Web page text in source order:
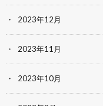
2023年12月
2023年11月
2023年10月